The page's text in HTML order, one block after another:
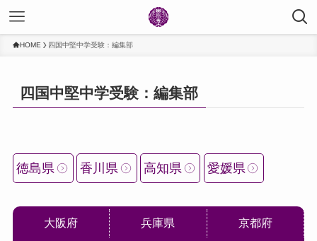
HOME 四国中堅中学受験：編集部
四国中堅中学受験：編集部
徳島県 香川県 高知県 愛媛県
大阪府 兵庫県 京都府